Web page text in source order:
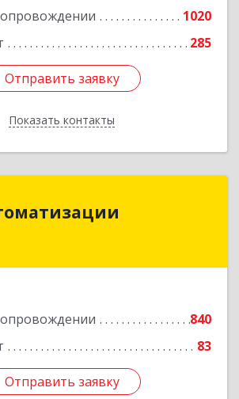
1020
285
Отправить заявку
Показать контакты
Отправить заявку
Назад
840
83
Отправить заявку
Респ, Казань г, Ямашева пр-
Отправить заявку